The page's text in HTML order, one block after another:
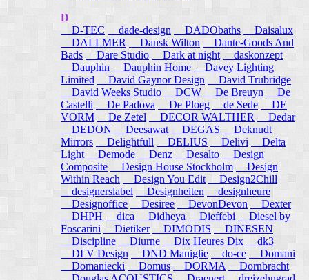
D
D-TEC
dade-design DADObaths
Daisalux
DALLMER
Dansk Wilton
Dante-Goods And
Bads
Dare Studio Dark at night
daskonzept
Dauphin
Dauphin Home
Davey Lighting
Limited
David Gaynor Design
David Trubridge
David Weeks Studio
DCW De Breuyn
De
Castelli
De Padova De Ploeg de Sede
DE
VORM
De Zetel DECOR WALTHER
Dedar
DEDON
Deesawat DEGAS
Deknudt
Mirrors
Delightfull DELIUS Delivi
Delta
Light
Demode Denz Desalto
Design
Composite
Design House Stockholm
Design
Within Reach
Design You Edit
Design2Chill
designerslabel
Designheiten
designheure
Designoffice
Desiree DevonDevon
Dexter
DHPH
dica Didheya Dieffebi
Diesel by
Foscarini
Dietiker DIMODIS
DINESEN
Discipline
Diurne Dix Heures Dix
dk3
DLV Design
DND Maniglie do-ce
Domani
Domaniecki
Domus DORMA
Dornbracht